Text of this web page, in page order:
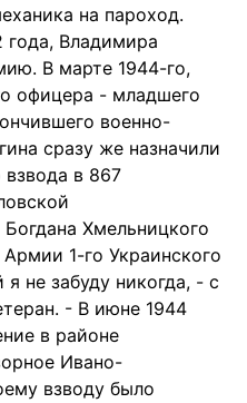
на пароход.
года, Владимира
В марте 1944-го,
офицера - младшего
военно-
сразу же назначили
в 867
Хмельницкого
1-го Украинского
не забуду никогда, - с
- В июне 1944
в районе
Ивано-
взводу было